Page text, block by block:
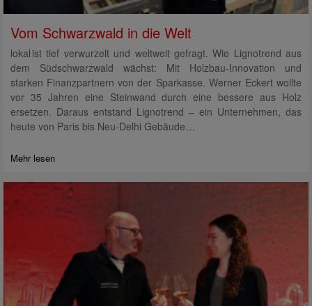
Vom Schwarzwald in die Welt
lokal ist tief verwurzelt und weltweit gefragt. Wie Lignotrend aus
dem Südschwarzwald wächst: Mit Holzbau-Innovation und
starken Finanzpartnern von der Sparkasse. Werner Eckert wollte
vor 35 Jahren eine Steinwand durch eine bessere aus Holz
ersetzen. Daraus entstand Lignotrend – ein Unternehmen, das
heute von Paris bis Neu-Delhi Gebäude…
Mehr lesen